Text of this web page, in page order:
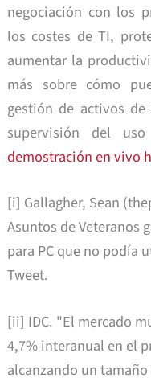
negociación con los
los costes de TI,
aumentar la
más sobre cómo
gestión de activos
supervisión del
demostración en vivo
[i] Gallagher, Sean
Asuntos de Veteranos
para PC que no podía
Tweet.
[ii] IDC. "El mercado
4,7% interanual en el
alcanzando un